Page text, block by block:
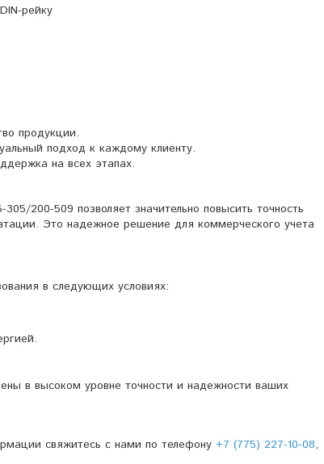
рейку
продукции.
подход к каждому клиенту.
на всех этапах.
200-509 позволяет значительно повысить точность
Это надежное решение для коммерческого учета
в следующих условиях:
в высоком уровне точности и надежности ваших
свяжитесь с нами по телефону +7 (775) 227-10-08,